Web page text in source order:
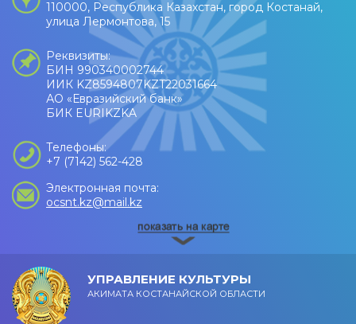
110000, Республика Казахстан, город Костанай,
улица Лермонтова, 15
Реквизиты:
БИН 990340002744
ИИК KZ8594807KZT22031664
АО «Евразийский банк»
БИК EURIKZKA
Телефоны:
+7 (7142) 562-428
Электронная почта:
ocsnt.kz@mail.kz
УПРАВЛЕНИЕ КУЛЬТУРЫ
АКИМАТА КОСТАНАЙСКОЙ ОБЛАСТИ